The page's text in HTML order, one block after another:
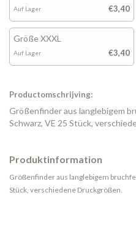
€3,40
Auf Lager
Größe XXXL
€3,40
Auf Lager
Productomschrijving:
Größenfinder aus langlebigem
Schwarz, VE 25 Stück,
Produktinformation
Größenfinder aus langlebigem
Stück, verschiedene Druckgrößen.